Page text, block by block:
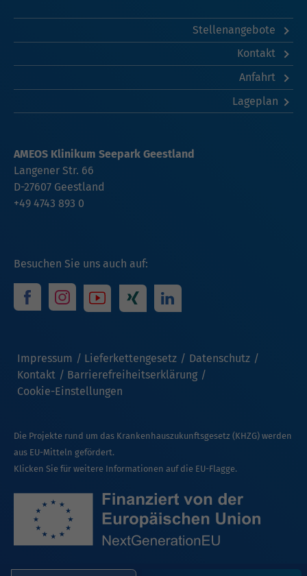
Stellenangebote
Kontakt
Anfahrt
Lageplan
Besuchen Sie uns auch auf:
Impressum Lieferkettengesetz
Datenschutz
Kontakt
Barrierefreiheitserklärung
Cookie-Einstellungen
AMEOS Klinikum Seepark Geestland
Langener Str. 66
D-27607 Geestland
+49 4743 893 0
Die Projekte rund um das Krankenhauszukunftsgesetz (KHZG) werden
aus EU-Mitteln gefördert.
Klicken Sie für weitere Informationen auf die EU-Flagge.